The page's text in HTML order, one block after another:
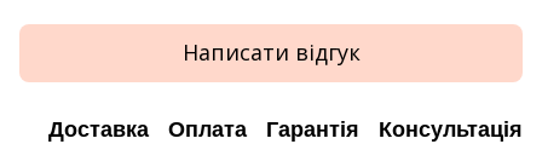
Написати відгук
Доставка Оплата Гарантія Консультація